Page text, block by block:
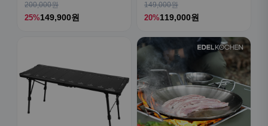
200,000원
25%149,900원
149,000원
20%119,000원